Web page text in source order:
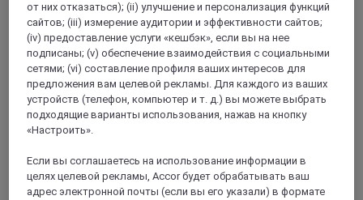
ГРЕНОБЛЬ, Франция
от них отказаться); (ii) улучшение и персонализация функций
сайтов; (iii) измерение аудитории и эффективности сайтов;
(iv) предоставление услуги «кешбэк», если вы на нее
подписаны; (v) обеспечение взаимодействия с социальными
сетями; (vi) составление профиля ваших интересов для
предложения вам целевой рекламы. Для каждого из ваших
устройств (телефон, компьютер и т. д.) вы можете выбрать
подходящие варианты использования, нажав на кнопку
«Настроить».
Если вы соглашаетесь на использование информации в
целях целевой рекламы, Accor будет обрабатывать ваш
адрес электронной почты (если вы его указали) в формате